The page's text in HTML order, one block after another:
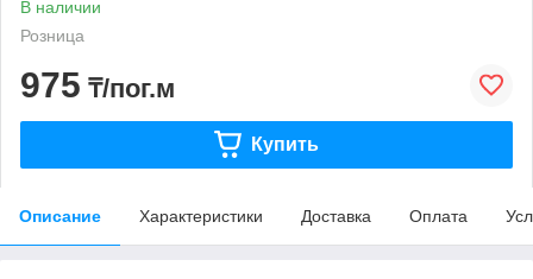
В наличии
Розница
975 ₸/пог.м
Купить
Описание Характеристики Доставка Оплата